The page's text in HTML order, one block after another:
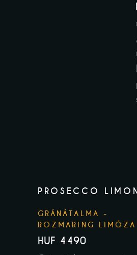
PROSECCO
GRÁNÁTALMA -
ROZMARING LIMÓZA
HUF 4490